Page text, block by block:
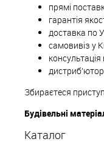
прямі
гарантія
доставка по
самовивіз у
дистриб'ютор
Збираєтеся
Будівельні
Каталог